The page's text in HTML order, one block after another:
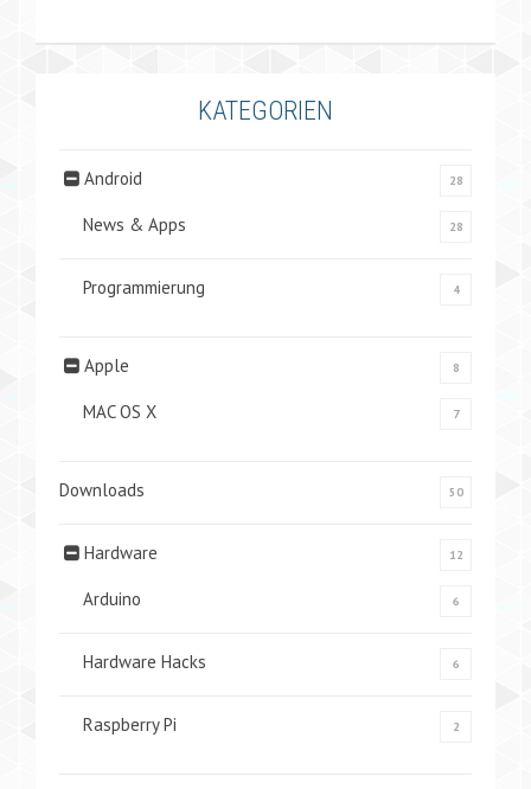
KATEGORIEN
Android 28
News & Apps 28
Programmierung 4
Apple 8
MAC OS X 7
Downloads 50
Hardware 12
Arduino 6
Hardware Hacks 6
Raspberry Pi 2